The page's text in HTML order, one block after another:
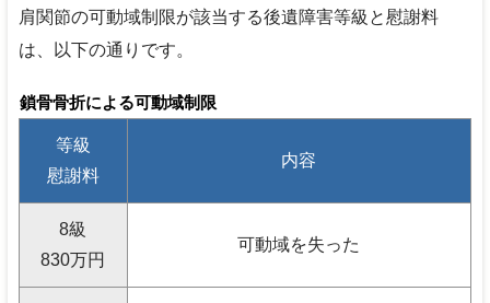
肩関節の可動域制限が該当する後遺障害等級と慰謝料
は、以下の通りです。
鎖骨骨折による可動域制限
等級
慰謝料
内容
8級
830万円
可動域を失った